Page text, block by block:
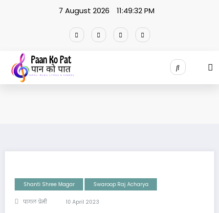
7 August 2026 11:49:33 PM
Shanti Shree Magar Swaroop Raj Acharya
पागल प्रेमी 10 April 2023